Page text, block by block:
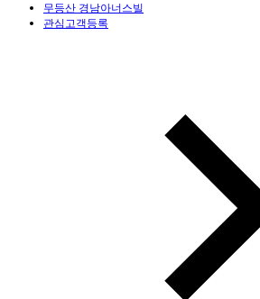
무등산 경남아너스빌
관심고객등록